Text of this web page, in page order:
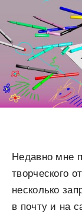
Недавно мне
творческого
несколько
в почту и на